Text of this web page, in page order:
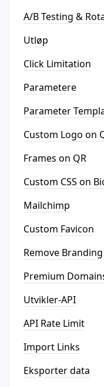
A/B Testing &
Utløp
Click Limitation
Parametere
Parameter
Custom Logo on
Frames on QR
Custom CSS on
Mailchimp
Custom Favicon
Remove Branding
Premium
Utvikler-API
API Rate Limit
Import Links
Eksporter data